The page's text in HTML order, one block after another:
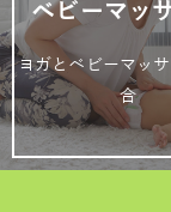
ベビーマッ
ヨガとベビーマッ
合